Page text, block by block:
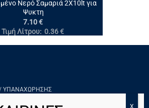
Νερό Σαμαριά 2X10lt για
Ψυκτη
7.10€
Τιμή Λίτρου: 0.36€
/ ΥΠΑΝΑΧΏΡΗΣΗΣ